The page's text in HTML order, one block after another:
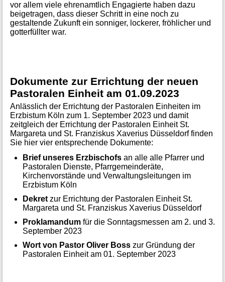
vor allem viele ehrenamtlich Engagierte haben dazu
beigetragen, dass dieser Schritt in eine noch zu
gestaltende Zukunft ein sonniger, lockerer, fröhlicher und
gotterfüllter war.
Dokumente zur Errichtung der neuen
Pastoralen Einheit am 01.09.2023
Anlässlich der Errichtung der Pastoralen Einheiten im
Erzbistum Köln zum 1. September 2023 und damit
zeitgleich der Errichtung der Pastoralen Einheit St.
Margareta und St. Franziskus Xaverius Düsseldorf finden
Sie hier vier entsprechende Dokumente:
Brief unseres Erzbischofsan alle alle Pfarrer und
Pastoralen Dienste, Pfarrgemeinderäte,
Kirchenvorstände und Verwaltungsleitungen im
Erzbistum Köln
Dekretzur Errichtung der Pastoralen Einheit St.
Margareta und St. Franziskus Xaverius Düsseldorf
Proklamandumfür die Sonntagsmessen am 2. und 3.
September 2023
Wort von Pastor Oliver Bosszur Gründung der
Pastoralen Einheit am 01. September 2023